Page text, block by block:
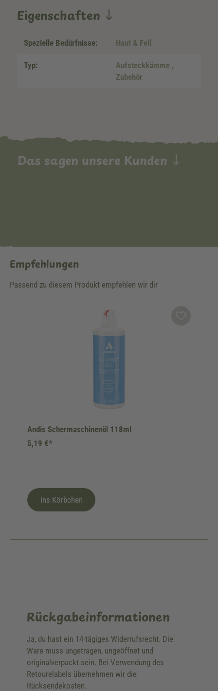
Eigenschaften
Spezielle Bedürfnisse: Haut & Fell
Typ: Aufsteckkämme ,
Zubehör
Das sagen unsere Kunden
Empfehlungen
Passend zu diesem Produkt empfehlen wir dir
Andis Schermaschinenöl 118ml
5,19 €*
Ins Körbchen
Rückgabeinformationen
Ja, du hast ein 14-tägiges Widerrufsrecht. Die
Ware muss ungetragen, ungeöffnet und
originalverpackt sein. Bei Verwendung des
Retourelabels übernehmen wir die
Rücksendekosten.